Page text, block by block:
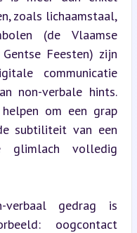
zoals lichaamstaal,
(de Vlaamse
Feesten) zijn
communicatie
non-verbale hints.
om een grap
subtiliteit van een
glimlach volledig
verbaal gedrag is
oogcontact